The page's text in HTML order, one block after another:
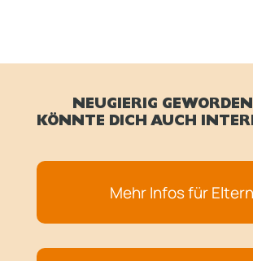
NEUGIERIG
KÖNNTE DICH AUCH
Mehr Infos für Eltern